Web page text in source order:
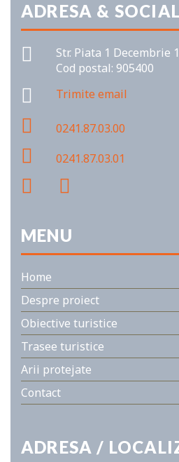
ADRESA &
Str. Piata 1 Decembrie
Cod postal: 905400
Trimite email
0241.87.03.00
0241.87.03.01
MENU
Home
Despre proiect
Obiective turistice
Trasee turistice
Arii protejate
Contact
ADRESA /